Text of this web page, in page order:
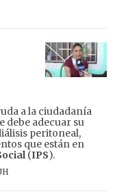
a la ciudadanía
debe adecuar su
peritoneal,
que están en
(IPS).